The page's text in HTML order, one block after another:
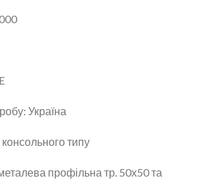
Україна
консольного типу
профільна тр. 50х50 та